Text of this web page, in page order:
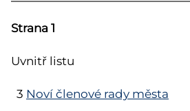
Strana 1
Uvnitř listu
3 Noví členové rady města